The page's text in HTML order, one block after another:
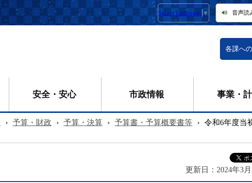
Select Language ▼ 音声読
各課への
安全・安心 市政情報 事業・
› 予算・財政 › 予算・決算 › 予算書・予算概要書等 › 令和6年度当
更新日： 2024年3